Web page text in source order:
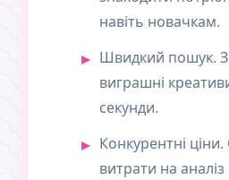
навіть новачкам.
Швидкий пошук.
виграшні
секунди.
Конкурентні
витрати на